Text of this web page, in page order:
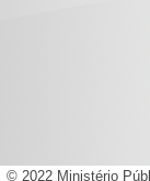
© 2022 Ministério